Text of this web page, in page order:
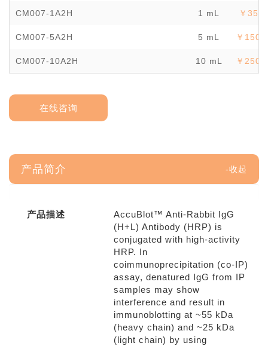
CM007-1A2H 1 mL ￥
CM007-5A2H 5 mL ￥
CM007-10A2H 10 mL ￥
在线咨询
产品简介
产品描述
AccuBlot™ Anti-Rabbit IgG
(H+L) Antibody (HRP) is
conjugated with high-activity
HRP. In
coimmunoprecipitation (co-IP)
assay, denatured IgG from IP
samples may show
interference and result in
immunoblotting at ~55 kDa
(heavy chain) and ~25 kDa
(light chain) by using